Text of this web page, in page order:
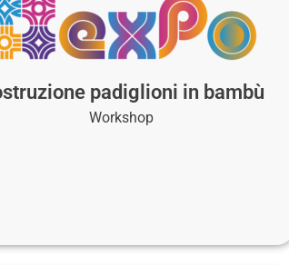
padiglioni in bambù
Workshop